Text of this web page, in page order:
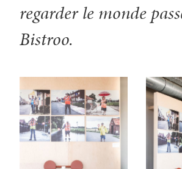
regarder le monde
Bistroo.